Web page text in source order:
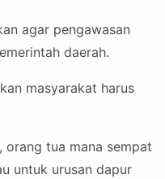
agar pengawasan
daerah.
masyarakat harus
tua mana sempat
untuk urusan dapur